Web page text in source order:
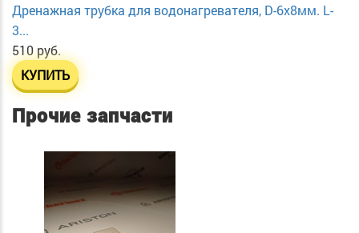
Дренажная трубка для водонагревателя, D-6х8мм. L-
3...
510 руб.
КУПИТЬ
Прочие запчасти